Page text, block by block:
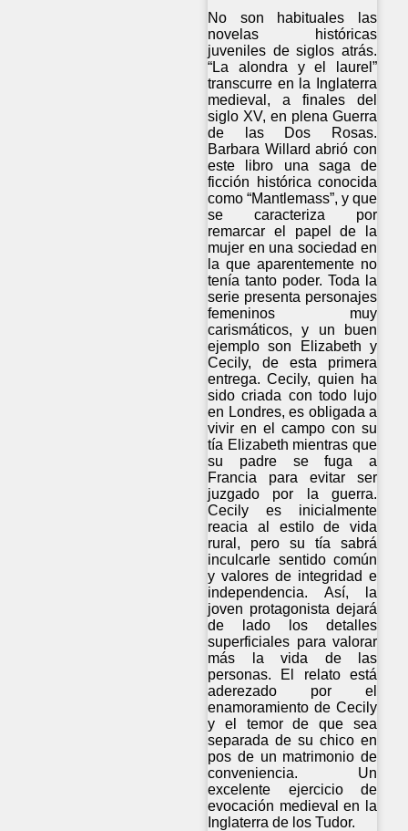
No son habituales las
novelas históricas
juveniles de siglos atrás.
“La alondra y el laurel”
transcurre en la Inglaterra
medieval, a finales del
siglo XV, en plena Guerra
de las Dos Rosas.
Barbara Willard abrió con
este libro una saga de
ficción histórica conocida
como “Mantlemass”, y que
se caracteriza por
remarcar el papel de la
mujer en una sociedad en
la que aparentemente no
tenía tanto poder. Toda la
serie presenta personajes
femeninos muy
carismáticos, y un buen
ejemplo son Elizabeth y
Cecily, de esta primera
entrega. Cecily, quien ha
sido criada con todo lujo
en Londres, es obligada a
vivir en el campo con su
tía Elizabeth mientras que
su padre se fuga a
Francia para evitar ser
juzgado por la guerra.
Cecily es inicialmente
reacia al estilo de vida
rural, pero su tía sabrá
inculcarle sentido común
y valores de integridad e
independencia. Así, la
joven protagonista dejará
de lado los detalles
superficiales para valorar
más la vida de las
personas. El relato está
aderezado por el
enamoramiento de Cecily
y el temor de que sea
separada de su chico en
pos de un matrimonio de
conveniencia. Un
excelente ejercicio de
evocación medieval en la
Inglaterra de los Tudor.